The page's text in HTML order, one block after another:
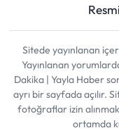
Sitede yayınlanan
Yayınlanan
Dakika | Yayla Haber
ayrı bir sayfada açılır.
fotoğraflar izin
ortamda